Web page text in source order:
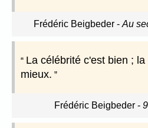
Frédéric Beigbeder - Au
La célébrité c'est bien ;
mieux.
Frédéric Beigbeder-